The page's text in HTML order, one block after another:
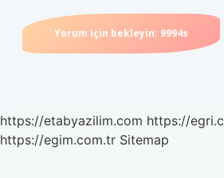
https://etabyazilim.com https://
https://egim.com.tr Sitemap